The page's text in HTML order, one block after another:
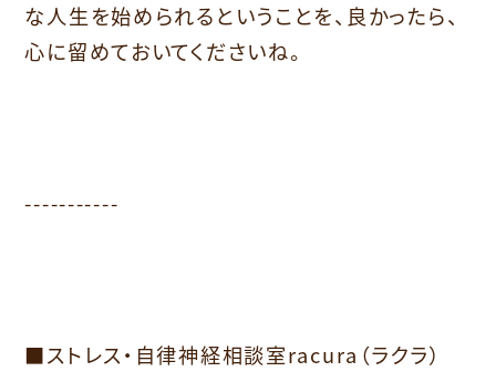
な人生を始められるということを、良かったら、
心に留めておいてくださいね。
-----------
■ストレス・自律神経相談室racura（ラクラ）